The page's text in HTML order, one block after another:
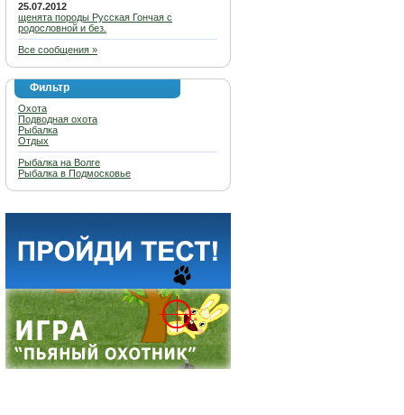
25.07.2012
щенята породы Русская Гончая с
родословной и без.
Все сообщения »
Фильтр
Охота
Подводная охота
Рыбалка
Отдых
Рыбалка на Волге
Рыбалка в Подмосковье